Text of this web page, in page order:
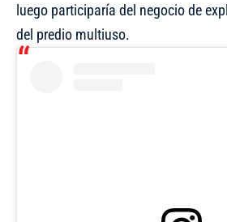
luego participaría del negocio de
del predio multiuso.